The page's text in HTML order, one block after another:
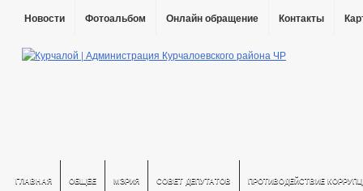
Новости Фотоальбом Онлайн обращение Контакты
ГЛАВНАЯ ОБЩЕЕ МЭРИЯ СОВЕТ ДЕПУТАТОВ ПРОТИВОДЕЙСТВИЕ